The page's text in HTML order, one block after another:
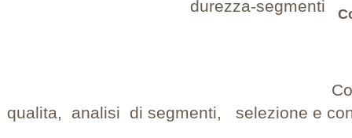
qualita, analisi di segmenti, selezione e